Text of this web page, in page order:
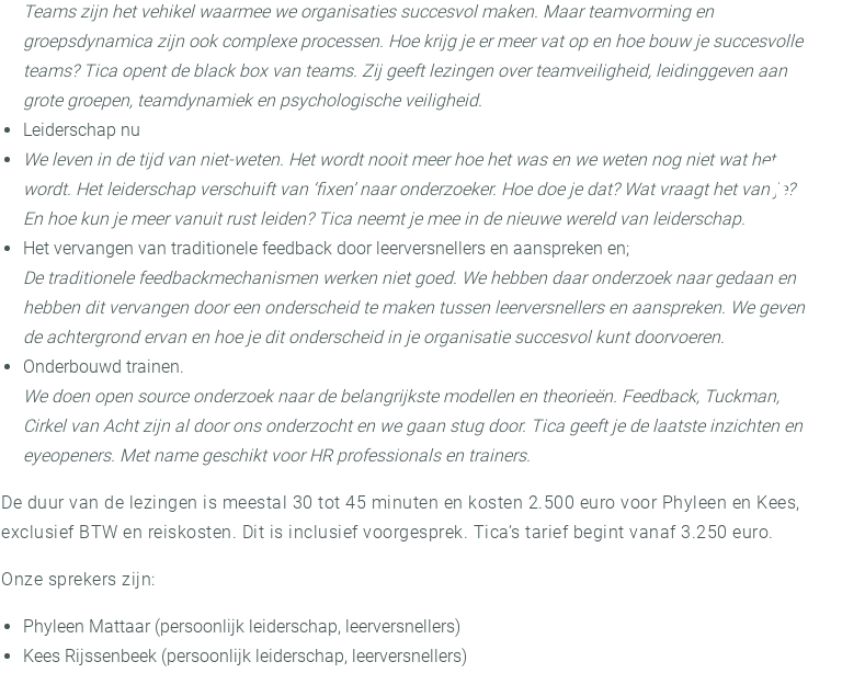
Teams zijn het vehikel waarmee we organisaties succesvol maken. Maar teamvorming en
groepsdynamica zijn ook complexe processen. Hoe krijg je er meer vat op en hoe bouw je succesvolle
teams? Tica opent de black box van teams. Zij geeft lezingen over teamveiligheid, leidinggeven aan
grote groepen, teamdynamiek en psychologische veiligheid.
Leiderschap nu
We leven in de tijd van niet-weten. Het wordt nooit meer hoe het was en we weten nog niet wat het
wordt. Het leiderschap verschuift van ‘fixen’ naar onderzoeker. Hoe doe je dat? Wat vraagt het van je?
En hoe kun je meer vanuit rust leiden? Tica neemt je mee in de nieuwe wereld van leiderschap.
Het vervangen van traditionele feedback door leerversnellers en aanspreken en;
De traditionele feedbackmechanismen werken niet goed. We hebben daar onderzoek naar gedaan en
hebben dit vervangen door een onderscheid te maken tussen leerversnellers en aanspreken. We geven
de achtergrond ervan en hoe je dit onderscheid in je organisatie succesvol kunt doorvoeren.
Onderbouwd trainen.
We doen open source onderzoek naar de belangrijkste modellen en theorieën. Feedback, Tuckman,
Cirkel van Acht zijn al door ons onderzocht en we gaan stug door. Tica geeft je de laatste inzichten en
eyeopeners. Met name geschikt voor HR professionals en trainers.
De duur van de lezingen is meestal 30 tot 45 minuten en kosten 2.500 euro voor Phyleen en Kees,
exclusief BTW en reiskosten. Dit is inclusief voorgesprek. Tica’s tarief begint vanaf 3.250 euro.
Onze sprekers zijn:
Phyleen Mattaar (persoonlijk leiderschap, leerversnellers)
Kees Rijssenbeek (persoonlijk leiderschap, leerversnellers)